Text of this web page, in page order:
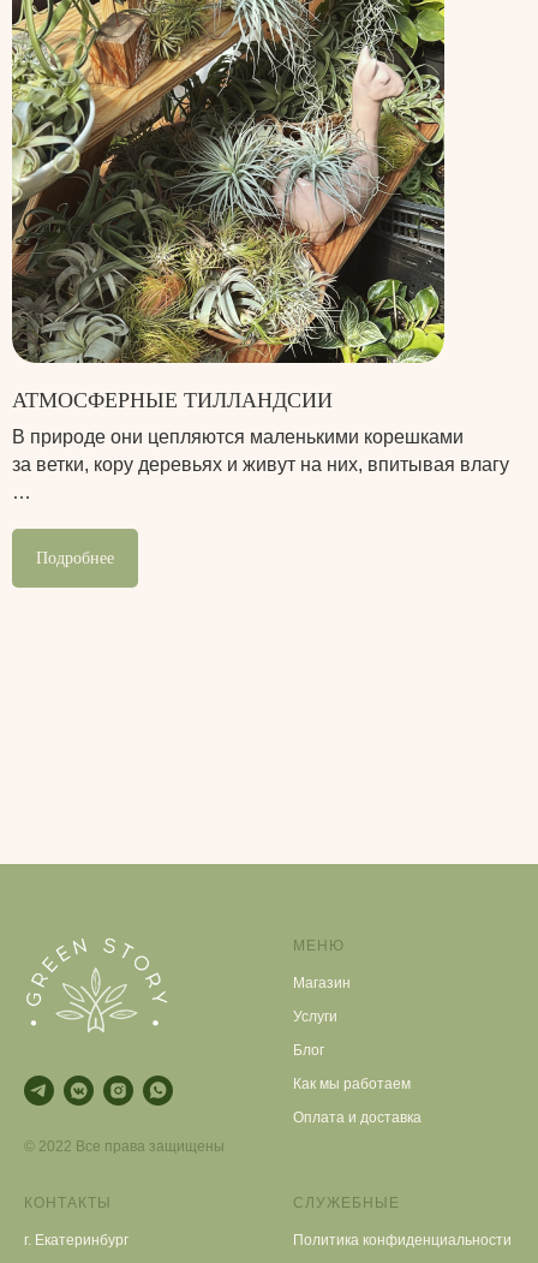
АТМОСФЕРНЫЕ ТИЛЛАНДСИИ
В природе они цепляются маленькими корешками
за ветки, кору деревьях и живут на них, впитывая влагу
…
Подробнее
© 2022 Все права защищены
МЕНЮ
Магазин
Услуги
Блог
Как мы работаем
Оплата и доставка
КОНТАКТЫ
г. Екатеринбург
СЛУЖЕБНЫЕ
Политика конфиденциальности